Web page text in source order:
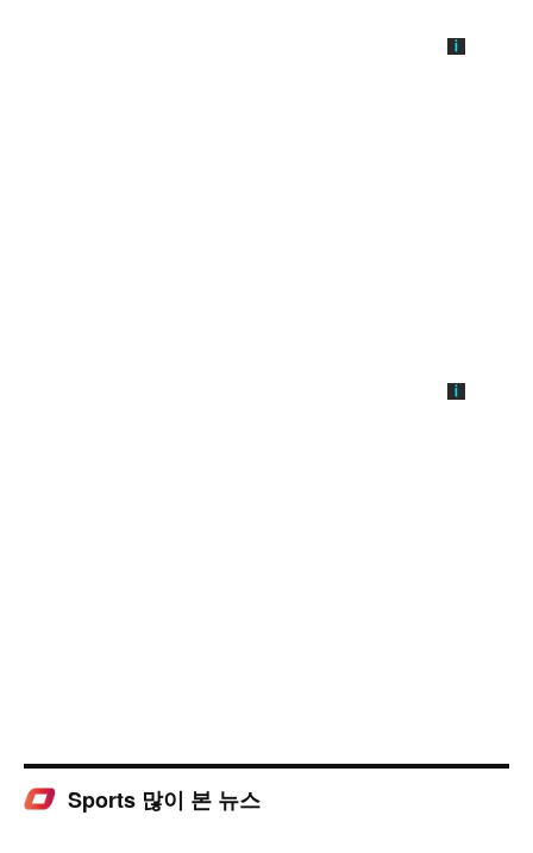
Sports 많이 본 뉴스